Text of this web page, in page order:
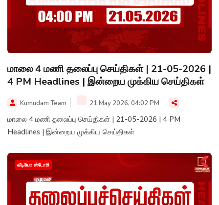
மாலை 4 மணி தலைப்பு செய்திகள் | 21-05-2026 |
4 PM Headlines | இன்றைய முக்கிய செய்திகள்
Kumudam Team 21 May 2026, 04:02 PM
மாலை 4 மணி தலைப்பு செய்திகள் | 21-05-2026 | 4 PM
Headlines | இன்றைய முக்கிய செய்திகள்
வீடியோ ஸ்டோரி